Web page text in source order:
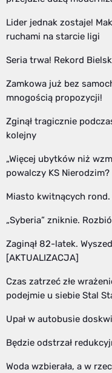
Lider jednak zostaje!
ruchami na starcie ligi
Seria trwa! Rekord
Zamkowa już bez
mnogością propozycji!
Zginął tragicznie
kolejny
„Więcej ubytków niż
powalczy KS Nierodzim?
Miasto kwitnących
„Syberia” zniknie.
Zaginął 82-latek.
[AKTUALIZACJA]
Czas zatrzeć złe
podejmie u siebie Stal
Upał w autobusie
Będzie odstrzał
Woda wzbierała, a w